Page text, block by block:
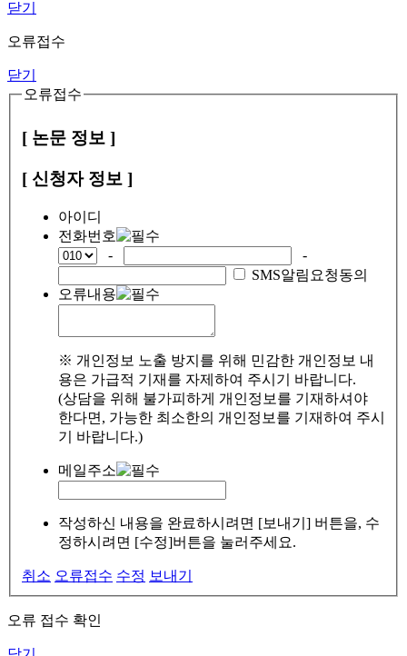
닫기
오류접수
닫기
오류접수
[ 논문 정보 ]
[ 신청자 정보 ]
아이디
전화번호
-
-
SMS알림요청동의
오류내용
※ 개인정보 노출 방지를 위해 민감한 개인정보 내
용은 가급적 기재를 자제하여 주시기 바랍니다.
(상담을 위해 불가피하게 개인정보를 기재하셔야
한다면, 가능한 최소한의 개인정보를 기재하여 주시
기 바랍니다.)
메일주소
작성하신 내용을 완료하시려면 [보내기] 버튼을, 수
정하시려면 [수정]버튼을 눌러주세요.
취소 오류접수 수정 보내기
오류 접수 확인